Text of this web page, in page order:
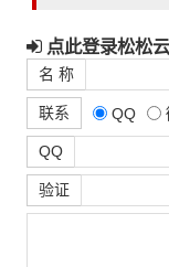
点此登录松松
名 称
联系 QQ
QQ
验证